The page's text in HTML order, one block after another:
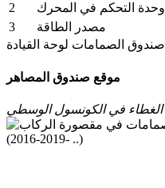
2
وحدة التحكم في المحرك
3
مصدر الطاقة
صندوق الصمامات لوحة القيادة
موقع صندوق المصاهر